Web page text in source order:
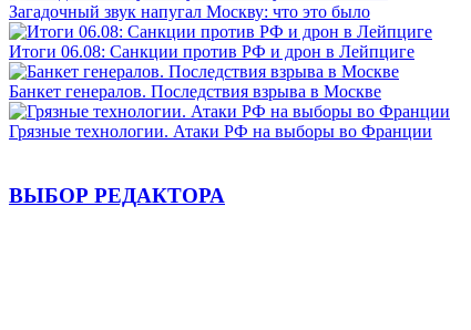
Загадочный звук напугал Москву: что это было
Итоги 06.08: Санкции против РФ и дрон в Лейпциге
Банкет генералов. Последствия взрыва в Москве
Грязные технологии. Атаки РФ на выборы во Франции
ВЫБОР РЕДАКТОРА